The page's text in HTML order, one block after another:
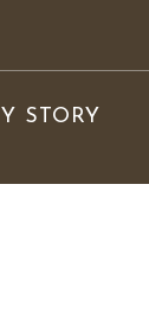
STORY